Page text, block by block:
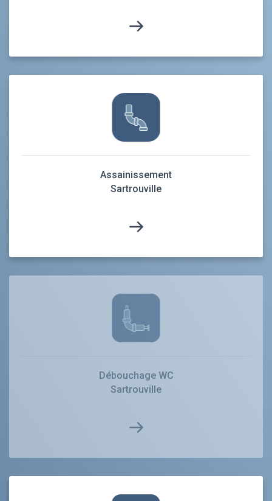
Assainissement
Sartrouville
Débouchage WC
Sartrouville